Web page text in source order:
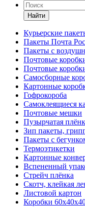
Найти
Курьерские
Пакеты Почта
Пакеты с
Почтовые
Почтовые
Самосборные
Картонные
Гофрокороба
Самоклеящиеся
Почтовые мешки
Пузырчатая
Зип пакеты,
Пакеты с
Термоэтикетки
Картонные
Вспененный
Стрейч плёнка
Скотч, клейкая
Листовой картон
Коробки